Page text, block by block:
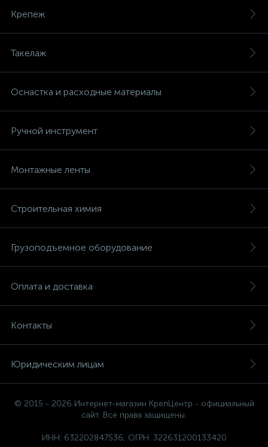
Крепеж
Такелаж
Оснастка и расходные материалы
Ручной инструмент
Монтажные ленты
Строительная химия
Грузоподъемное оборудование
Оплата и доставка
Контакты
Юридическим лицам
© 2015 - 2026 Интернет-магазин КрепЦентр - официальный
сайт. Все права защищены.
ИНН: 632202847536, ОГРН: 322631200133420